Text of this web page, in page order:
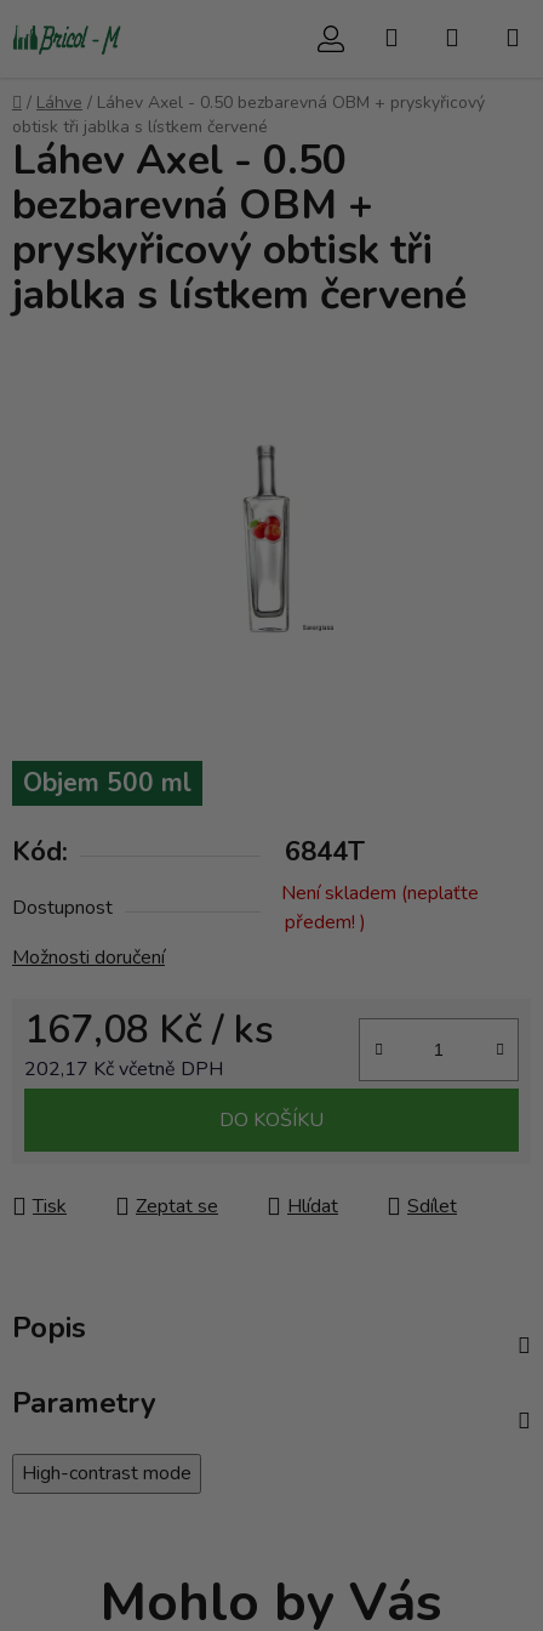
na
Hledat
Domů
/ Láhve / Láhev Axel - 0.50 bezbarevná OBM + pryskyřicový
obtisk tři jablka s lístkem červené
Objem 500 ml
Kód: 6844T
Dostupnost
Není skladem (neplaťte
předem! )
Možnosti doručení
167,08 Kč/ ks
202,17 Kč včetně DPH
DO KOŠÍKU
Tisk Zeptat se Hlídat Sdílet
Láhev Axel - 0.50
bezbarevná OBM +
pryskyřicový obtisk tři
jablka s lístkem červené
Popis
Parametry
High-contrast mode
Mohlo by Vás